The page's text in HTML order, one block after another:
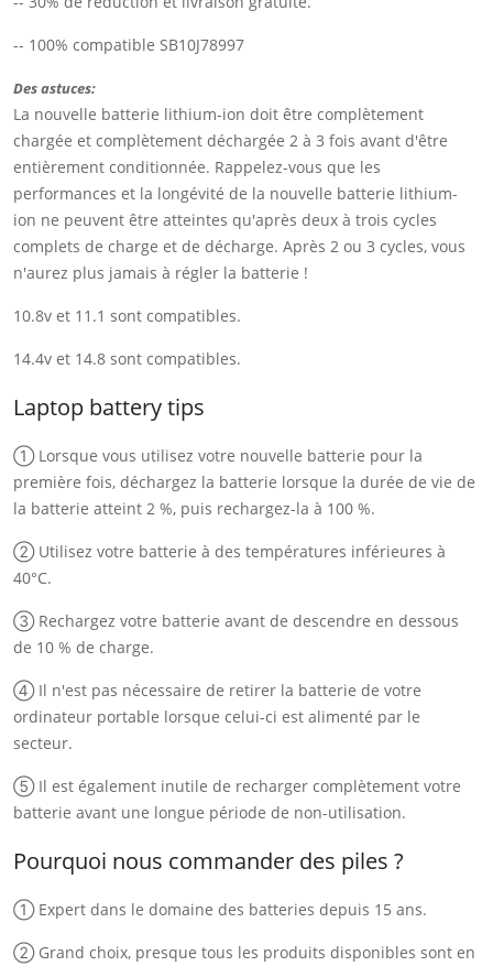
-- 100% compatible SB10J78997
Des astuces:
La nouvelle batterie lithium-ion doit être complètement
chargée et complètement déchargée 2 à 3 fois avant d'être
entièrement conditionnée. Rappelez-vous que les
performances et la longévité de la nouvelle batterie lithium-
ion ne peuvent être atteintes qu'après deux à trois cycles
complets de charge et de décharge. Après 2 ou 3 cycles, vous
n'aurez plus jamais à régler la batterie !
10.8v et 11.1 sont compatibles.
14.4v et 14.8 sont compatibles.
Laptop battery tips
① Lorsque vous utilisez votre nouvelle batterie pour la
première fois, déchargez la batterie lorsque la durée de vie de
la batterie atteint 2 %, puis rechargez-la à 100 %.
② Utilisez votre batterie à des températures inférieures à
40°C.
③ Rechargez votre batterie avant de descendre en dessous
de 10 % de charge.
④ Il n'est pas nécessaire de retirer la batterie de votre
ordinateur portable lorsque celui-ci est alimenté par le
secteur.
⑤ Il est également inutile de recharger complètement votre
batterie avant une longue période de non-utilisation.
Pourquoi nous commander des piles ?
① Expert dans le domaine des batteries depuis 15 ans.
② Grand choix, presque tous les produits disponibles sont en